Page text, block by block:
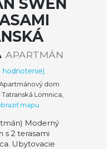
SWEN
APARTMÁN
hodnotenie)
dom
Lomnica,
mapu
Moderný
s 2 terasami
Ubytovacie